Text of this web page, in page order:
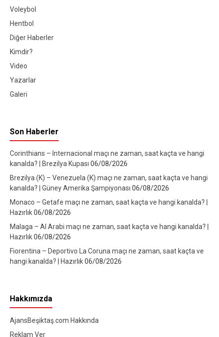
Voleybol
Hentbol
Diğer Haberler
Kimdir?
Video
Yazarlar
Galeri
Son Haberler
Corinthians – Internacional maçı ne zaman, saat kaçta ve hangi
kanalda? | Brezilya Kupası 06/08/2026
Brezilya (K) – Venezuela (K) maçı ne zaman, saat kaçta ve hangi
kanalda? | Güney Amerika Şampiyonası 06/08/2026
Monaco – Getafe maçı ne zaman, saat kaçta ve hangi kanalda? |
Hazırlık06/08/2026
Malaga – Al Arabi maçı ne zaman, saat kaçta ve hangi kanalda? |
Hazırlık06/08/2026
Fiorentina – Deportivo La Coruna maçı ne zaman, saat kaçta ve
hangi kanalda? | Hazırlık06/08/2026
Hakkımızda
AjansBeşiktaş.com Hakkında
Reklam Ver